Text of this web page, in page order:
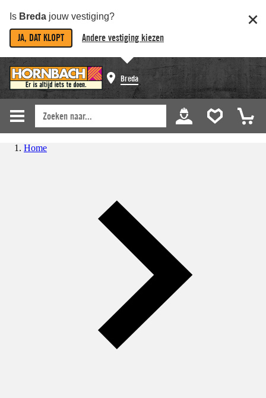
Is Breda jouw vestiging?
JA, DAT KLOPT Andere vestiging kiezen
Breda
Home